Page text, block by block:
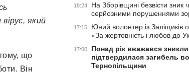
який
що
Він
18:24
На Зборівщині безвісти зник
серйозними порушеннями
17:15
Юний волонтер із Заліщиків
«За жертовність і любов до
17:00
Понад рік вважався
підтвердилася загибель
Тернопільщини